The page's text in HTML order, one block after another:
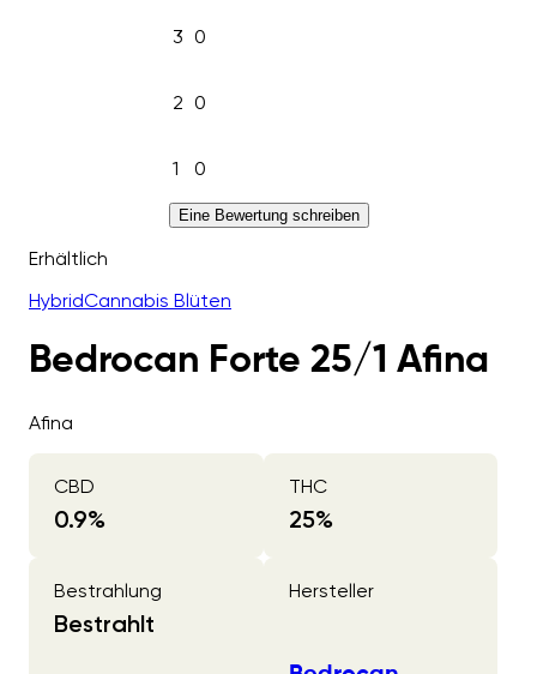
3 0
2 0
1 0
Eine Bewertung schreiben
Erhältlich
HybridCannabis Blüten
Bedrocan Forte 25/1 Afina
Afina
CBD
0.9%
THC
25%
Bestrahlung
Bestrahlt
Hersteller